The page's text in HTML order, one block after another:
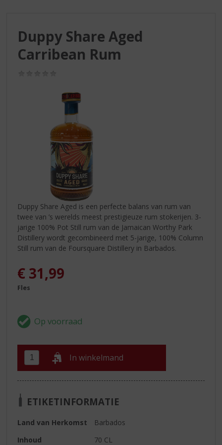
Duppy Share Aged
Carribean Rum
Duppy Share Aged is een perfecte balans van rum van
twee van ’s werelds meest prestigieuze rum stokerijen. 3-
jarige 100% Pot Still rum van de Jamaican Worthy Park
Distillery wordt gecombineerd met 5-jarige, 100% Column
Still rum van de Foursquare Distillery in Barbados.
€ 31,99
Fles
In winkelmand
ETIKETINFORMATIE
Land van Herkomst
Barbados
Inhoud
70 CL